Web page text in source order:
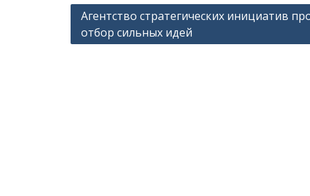
Навигация
по
Агентство стратегических инициатив
отбор сильных идей